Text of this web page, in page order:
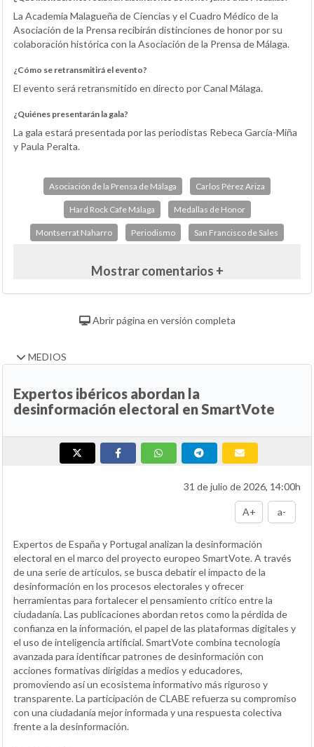
La Academia Malagueña de Ciencias y el Cuadro Médico de la
Asociación de la Prensa recibirán distinciones de honor por su
colaboración histórica con la Asociación de la Prensa de Málaga.
¿Cómo se retransmitirá el evento?
El evento será retransmitido en directo por Canal Málaga.
¿Quiénes presentarán la gala?
La gala estará presentada por las periodistas Rebeca García-Miña
y Paula Peralta.
Asociación de la Prensa de Málaga Carlos Pérez Ariza
Hard Rock Cafe Málaga Medallas de Honor
Montserrat Naharro Periodismo San Francisco de Sales
Mostrar comentarios +
Abrir página en versión completa
MEDIOS
Expertos ibéricos abordan la
desinformación electoral en SmartVote
31 de julio de 2026, 14:00h
A+ a-
Expertos de España y Portugal analizan la desinformación
electoral en el marco del proyecto europeo SmartVote. A través
de una serie de artículos, se busca debatir el impacto de la
desinformación en los procesos electorales y ofrecer
herramientas para fortalecer el pensamiento crítico entre la
ciudadanía. Las publicaciones abordan retos como la pérdida de
confianza en la información, el papel de las plataformas digitales y
el uso de inteligencia artificial. SmartVote combina tecnología
avanzada para identificar patrones de desinformación con
acciones formativas dirigidas a medios y educadores,
promoviendo así un ecosistema informativo más riguroso y
transparente. La participación de CLABE refuerza su compromiso
con una ciudadanía mejor informada y una respuesta colectiva
frente a la desinformación.